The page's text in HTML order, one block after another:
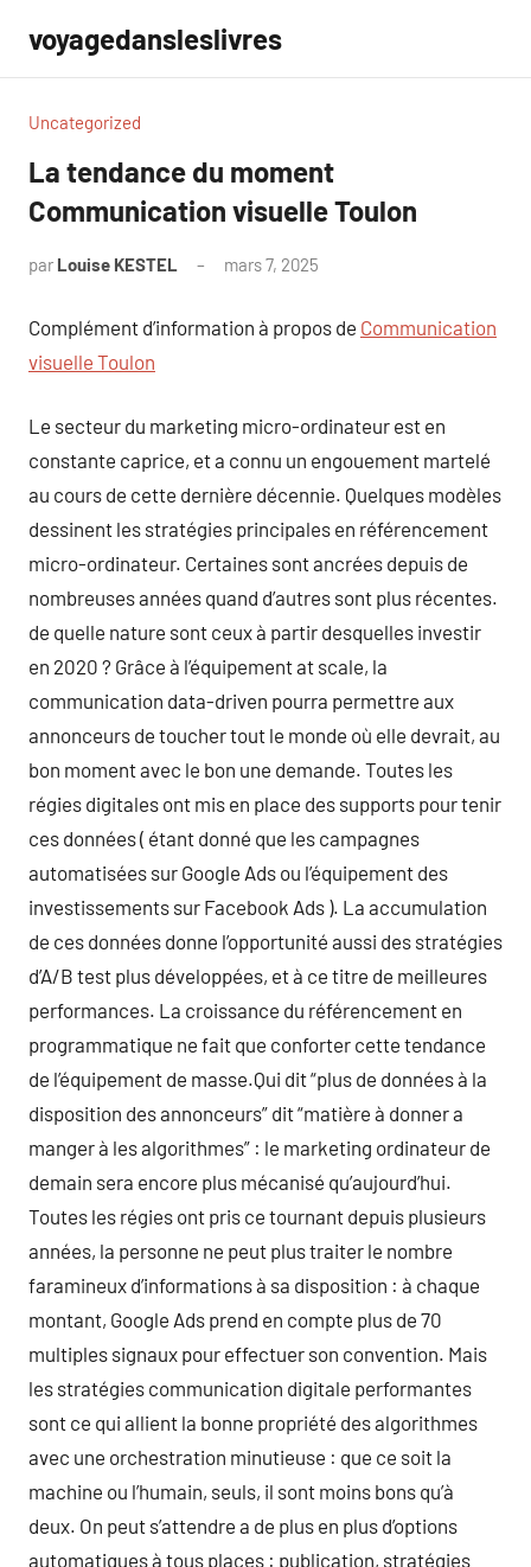
contenu
voyagedansleslivres
Uncategorized
La tendance du moment
Communication visuelle Toulon
par Louise KESTEL mars 7, 2025
Complément d’information à propos de Communication
visuelle Toulon
Le secteur du marketing micro-ordinateur est en
constante caprice, et a connu un engouement martelé
au cours de cette dernière décennie. Quelques modèles
dessinent les stratégies principales en référencement
micro-ordinateur. Certaines sont ancrées depuis de
nombreuses années quand d’autres sont plus récentes.
de quelle nature sont ceux à partir desquelles investir
en 2020 ? Grâce à l’équipement at scale, la
communication data-driven pourra permettre aux
annonceurs de toucher tout le monde où elle devrait, au
bon moment avec le bon une demande. Toutes les
régies digitales ont mis en place des supports pour tenir
ces données ( étant donné que les campagnes
automatisées sur Google Ads ou l’équipement des
investissements sur Facebook Ads ). La accumulation
de ces données donne l’opportunité aussi des stratégies
d’A/B test plus développées, et à ce titre de meilleures
performances. La croissance du référencement en
programmatique ne fait que conforter cette tendance
de l’équipement de masse.Qui dit “plus de données à la
disposition des annonceurs” dit “matière à donner a
manger à les algorithmes” : le marketing ordinateur de
demain sera encore plus mécanisé qu’aujourd’hui.
Toutes les régies ont pris ce tournant depuis plusieurs
années, la personne ne peut plus traiter le nombre
faramineux d’informations à sa disposition : à chaque
montant, Google Ads prend en compte plus de 70
multiples signaux pour effectuer son convention. Mais
les stratégies communication digitale performantes
sont ce qui allient la bonne propriété des algorithmes
avec une orchestration minutieuse : que ce soit la
machine ou l’humain, seuls, il sont moins bons qu’à
deux. On peut s’attendre a de plus en plus d’options
automatiques à tous places : publication, stratégies